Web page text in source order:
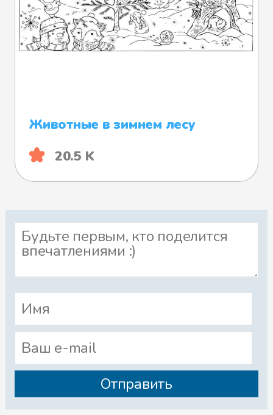
Животные в зимнем лесу
20.5 K